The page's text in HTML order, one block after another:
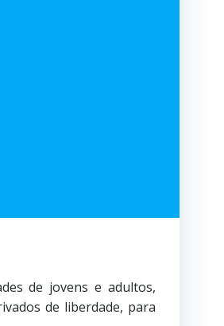
de jovens e adultos,
de liberdade, para